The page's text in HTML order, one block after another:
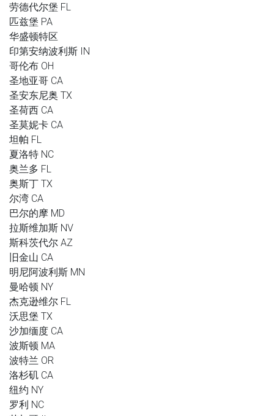
劳德代尔堡 FL
匹兹堡 PA
华盛顿特区
印第安纳波利斯 IN
哥伦布 OH
圣地亚哥 CA
圣安东尼奥 TX
圣荷西 CA
圣莫妮卡 CA
坦帕 FL
夏洛特 NC
奥兰多 FL
奥斯丁 TX
尔湾 CA
巴尔的摩 MD
拉斯维加斯 NV
斯科茨代尔 AZ
旧金山 CA
明尼阿波利斯 MN
曼哈顿 NY
杰克逊维尔 FL
沃思堡 TX
沙加缅度 CA
波斯顿 MA
波特兰 OR
洛杉矶 CA
纽约 NY
罗利 NC